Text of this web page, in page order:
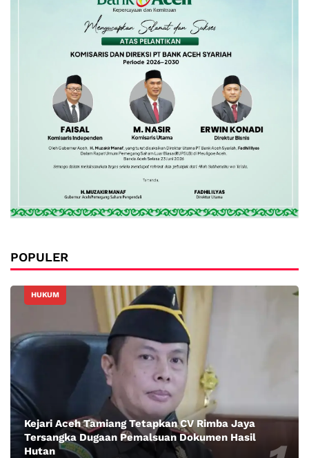
POPULER
HUKUM
Kejari Aceh Tamiang Tetapkan CV Rimba Jaya
Tersangka Dugaan Pemalsuan Dokumen Hasil
Hutan